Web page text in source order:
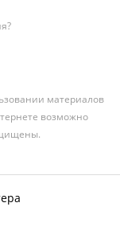
материалов
возможно